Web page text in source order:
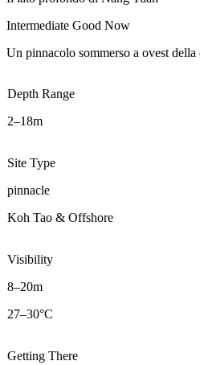
Intermediate Good Now
Un pinnacolo sommerso a ovest
Depth Range
2–18m
Site Type
pinnacle
Koh Tao & Offshore
Visibility
8–20m
27–30°C
Getting There